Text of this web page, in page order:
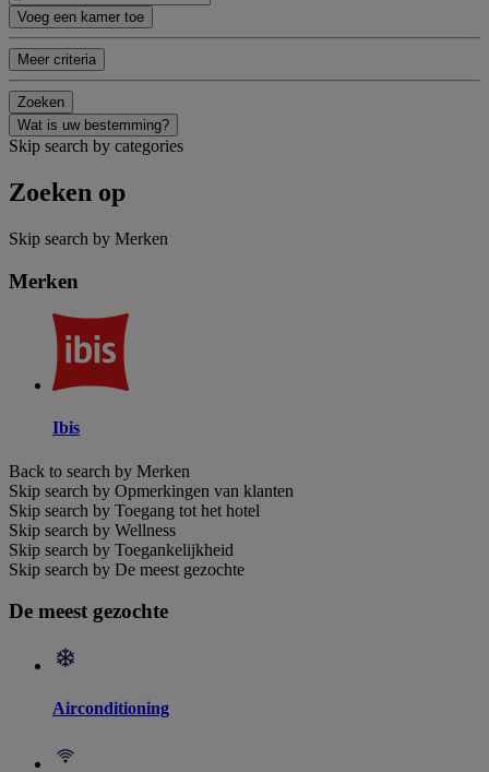
Voeg een kamer toe
Meer criteria
Zoeken
Wat is uw bestemming?
Skip search by categories
Zoeken op
Skip search by Merken
Merken
Ibis
Back to search by Merken
Skip search by Opmerkingen van klanten
Skip search by Toegang tot het hotel
Skip search by Wellness
Skip search by Toegankelijkheid
Skip search by De meest gezochte
De meest gezochte
Airconditioning